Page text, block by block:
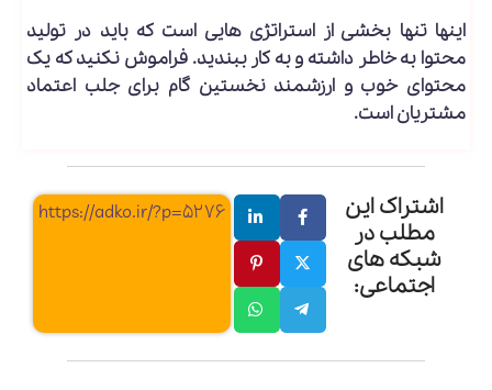
اینها تنها بخشی از استراتژی هایی است که باید در تولید
محتوا به خاطر داشته و به کار ببندید. فراموش نکنید که یک
محتوای خوب و ارزشمند نخستین گام برای جلب اعتماد
مشتریان است.
اشتراک این
مطلب در
شبکه های
اجتماعی:
https://adko.ir/?p=5276